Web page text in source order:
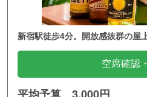
新宿駅徒歩4分。開放感抜群の屋
空席確認